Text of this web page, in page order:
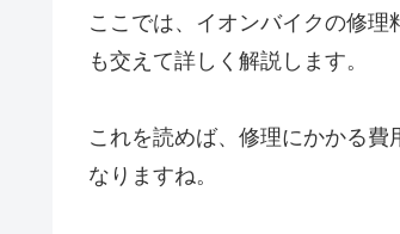
ここでは、イオンバイクの修
も交えて詳しく解説します。
これを読めば、修理にかかる
なりますね。